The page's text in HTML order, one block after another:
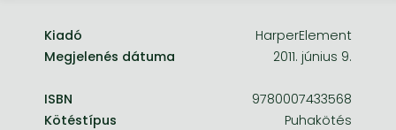
Kiadó
HarperElement
Megjelenés dátuma
2011. június 9.
ISBN
9780007433568
Kötéstípus
Puhakötés